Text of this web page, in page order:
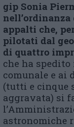
gip Sonia
appalti che,
pilotati dal
di quattro
che ha
comunale e
(tutti e cinque
aggravata) si
astronomiche